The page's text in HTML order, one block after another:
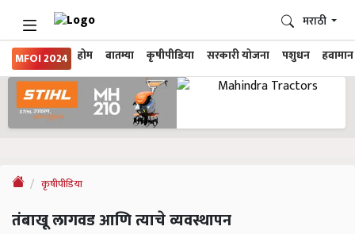
MFOI 2024 होम बातम्या कृषीपीडिया सरकारी योजना पशुधन हवामान
मराठी
कृषीपीडिया
तंबाखू लागवड आणि त्याचे व्यवस्थापन